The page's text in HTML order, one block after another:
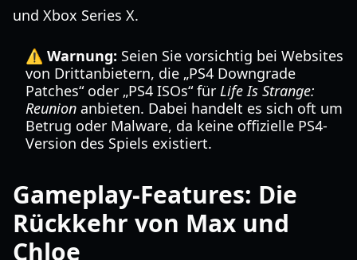
und Xbox Series X.
⚠️ Warnung: Seien Sie vorsichtig bei Websites
von Drittanbietern, die „PS4 Downgrade
Patches“ oder „PS4 ISOs“ für Life Is Strange:
Reunion anbieten. Dabei handelt es sich oft um
Betrug oder Malware, da keine offizielle PS4-
Version des Spiels existiert.
Gameplay-Features: Die
Rückkehr von Max und
Chloe